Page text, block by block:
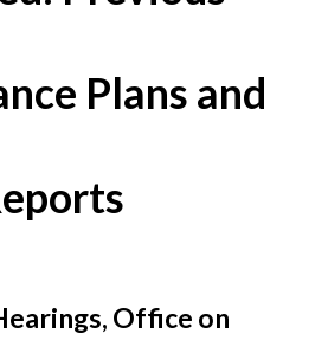
Plans and
Office on